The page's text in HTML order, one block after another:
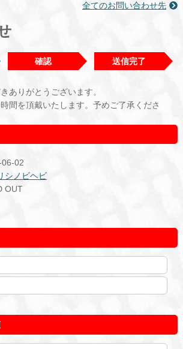
全てのお問い合わせ先
確認 送信完了
ありがとうございます。
間を頂戴いたします。予めご了承くださ
02
シノビヘビ
OUT